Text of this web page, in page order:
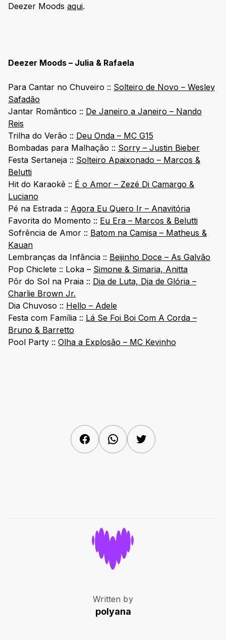
Deezer Moods aqui.
Deezer Moods – Julia & Rafaela
Para Cantar no Chuveiro :: Solteiro de Novo – Wesley
Safadão
Jantar Romântico :: De Janeiro a Janeiro – Nando
Reis
Trilha do Verão :: Deu Onda – MC G15
Bombadas para Malhação :: Sorry – Justin Bieber
Festa Sertaneja :: Solteiro Apaixonado – Marcos &
Belutti
Hit do Karaokê :: É o Amor – Zezé Di Camargo &
Luciano
Pé na Estrada :: Agora Eu Quero Ir – Anavitória
Favorita do Momento :: Eu Era – Marcos & Belutti
Sofrência de Amor :: Batom na Camisa – Matheus &
Kauan
Lembranças da Infância :: Beijinho Doce – As Galvão
Pop Chiclete :: Loka – Simone & Simaria, Anitta
Pôr do Sol na Praia :: Dia de Luta, Dia de Glória –
Charlie Brown Jr.
Dia Chuvoso :: Hello – Adele
Festa com Família :: Lá Se Foi Boi Com A Corda –
Bruno & Barretto
Pool Party :: Olha a Explosão – MC Kevinho
FacebookWhatsAppTwitter
Written by
polyana